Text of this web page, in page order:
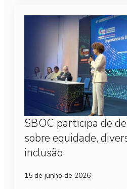
SBOC participa de
sobre equidade,
inclusão
15 de junho de 2026